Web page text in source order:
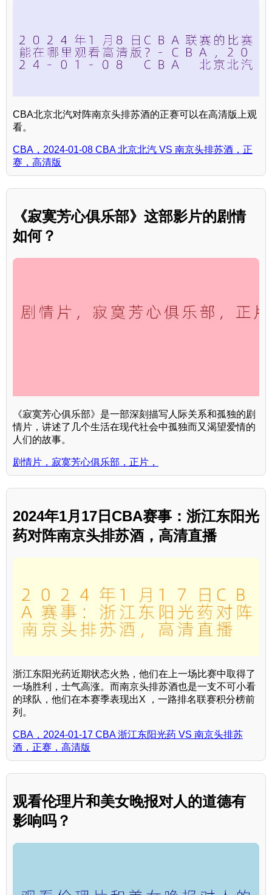
CBA北京北汽对阵南京头排苏酒的正赛可以在高清版上观
看。
CBA，2024-01-08 CBA 北京北汽 VS 南京头排苏酒，正
赛，高清版
《寂寞芳心俱乐部》这部影片的剧情
如何？
《寂寞芳心俱乐部》是一部深刻描写人际关系和孤独的剧
情片，讲述了几个生活在现代社会中孤独而又渴望爱情的
人们的故事。
剧情片，寂寞芳心俱乐部，正片，
2024年1月17日CBA赛事：浙江东阳光
药对阵南京头排苏酒，高清直播
浙江东阳光药近期状态火热，他们在上一场比赛中取得了
一场胜利，士气高涨。而南京头排苏酒也是一支不可小看
的球队，他们在本赛季表现出X ，一路排名联赛积分榜前
列。
CBA，2024-01-17 CBA 浙江东阳光药 VS 南京头排苏
酒，正赛，高清版
观看伦理片和美女晚报对人的道德有
影响吗？